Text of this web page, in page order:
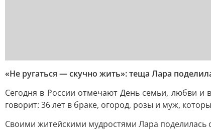
«Не ругаться — скучно жить»: теща Лара
Сегодня в России отмечают День семьи, любви и
говорит: 36 лет в браке, огород, розы и муж,
Своими житейскими мудростями Лара поделилась